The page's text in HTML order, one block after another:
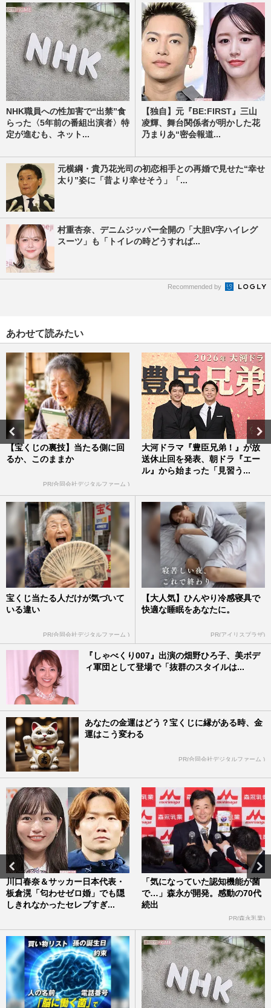
NHK職員への性加害で“出禁”食
らった〈5年前の番組出演者〉特
定が進むも、ネット...
【独自】元『BE:FIRST』三山
凌輝、舞台関係者が明かした花
乃まりあ“密会報道...
元横綱・貴乃花光司の初恋相手との再婚で見せた“幸せ
太り”姿に「昔より幸せそう」「...
村重杏奈、デニムジッパー全開の「大胆V字ハイレグ
スーツ」も「トイレの時どうすれば...
Recommended by
あわせて読みたい
【宝くじの裏技】当たる側に回
るか、このままか
PR(合同会社デジタルファーム )
大河ドラマ『豊臣兄弟！』が放
送休止回を発表、朝ドラ『エー
ル』から始まった「見習う...
宝くじ当たる人だけが気づいて
いる違い
PR(合同会社デジタルファーム )
【大人気】ひんやり冷感寝具で
快適な睡眠をあなたに。
PR(アイリスプラザ)
『しゃべくり007』出演の畑野ひろ子、美ボデ
ィ軍団として登場で「抜群のスタイルは...
あなたの金運はどう？宝くじに縁がある時、金
運はこう変わる
PR(合同会社デジタルファーム )
川口春奈＆サッカー日本代表・
板倉滉「匂わせゼロ婚」でも隠
しきれなかったセレブすぎ...
「気になっていた認知機能が菌
で…」森永が開発。感動の70代
続出
PR(森永乳業)